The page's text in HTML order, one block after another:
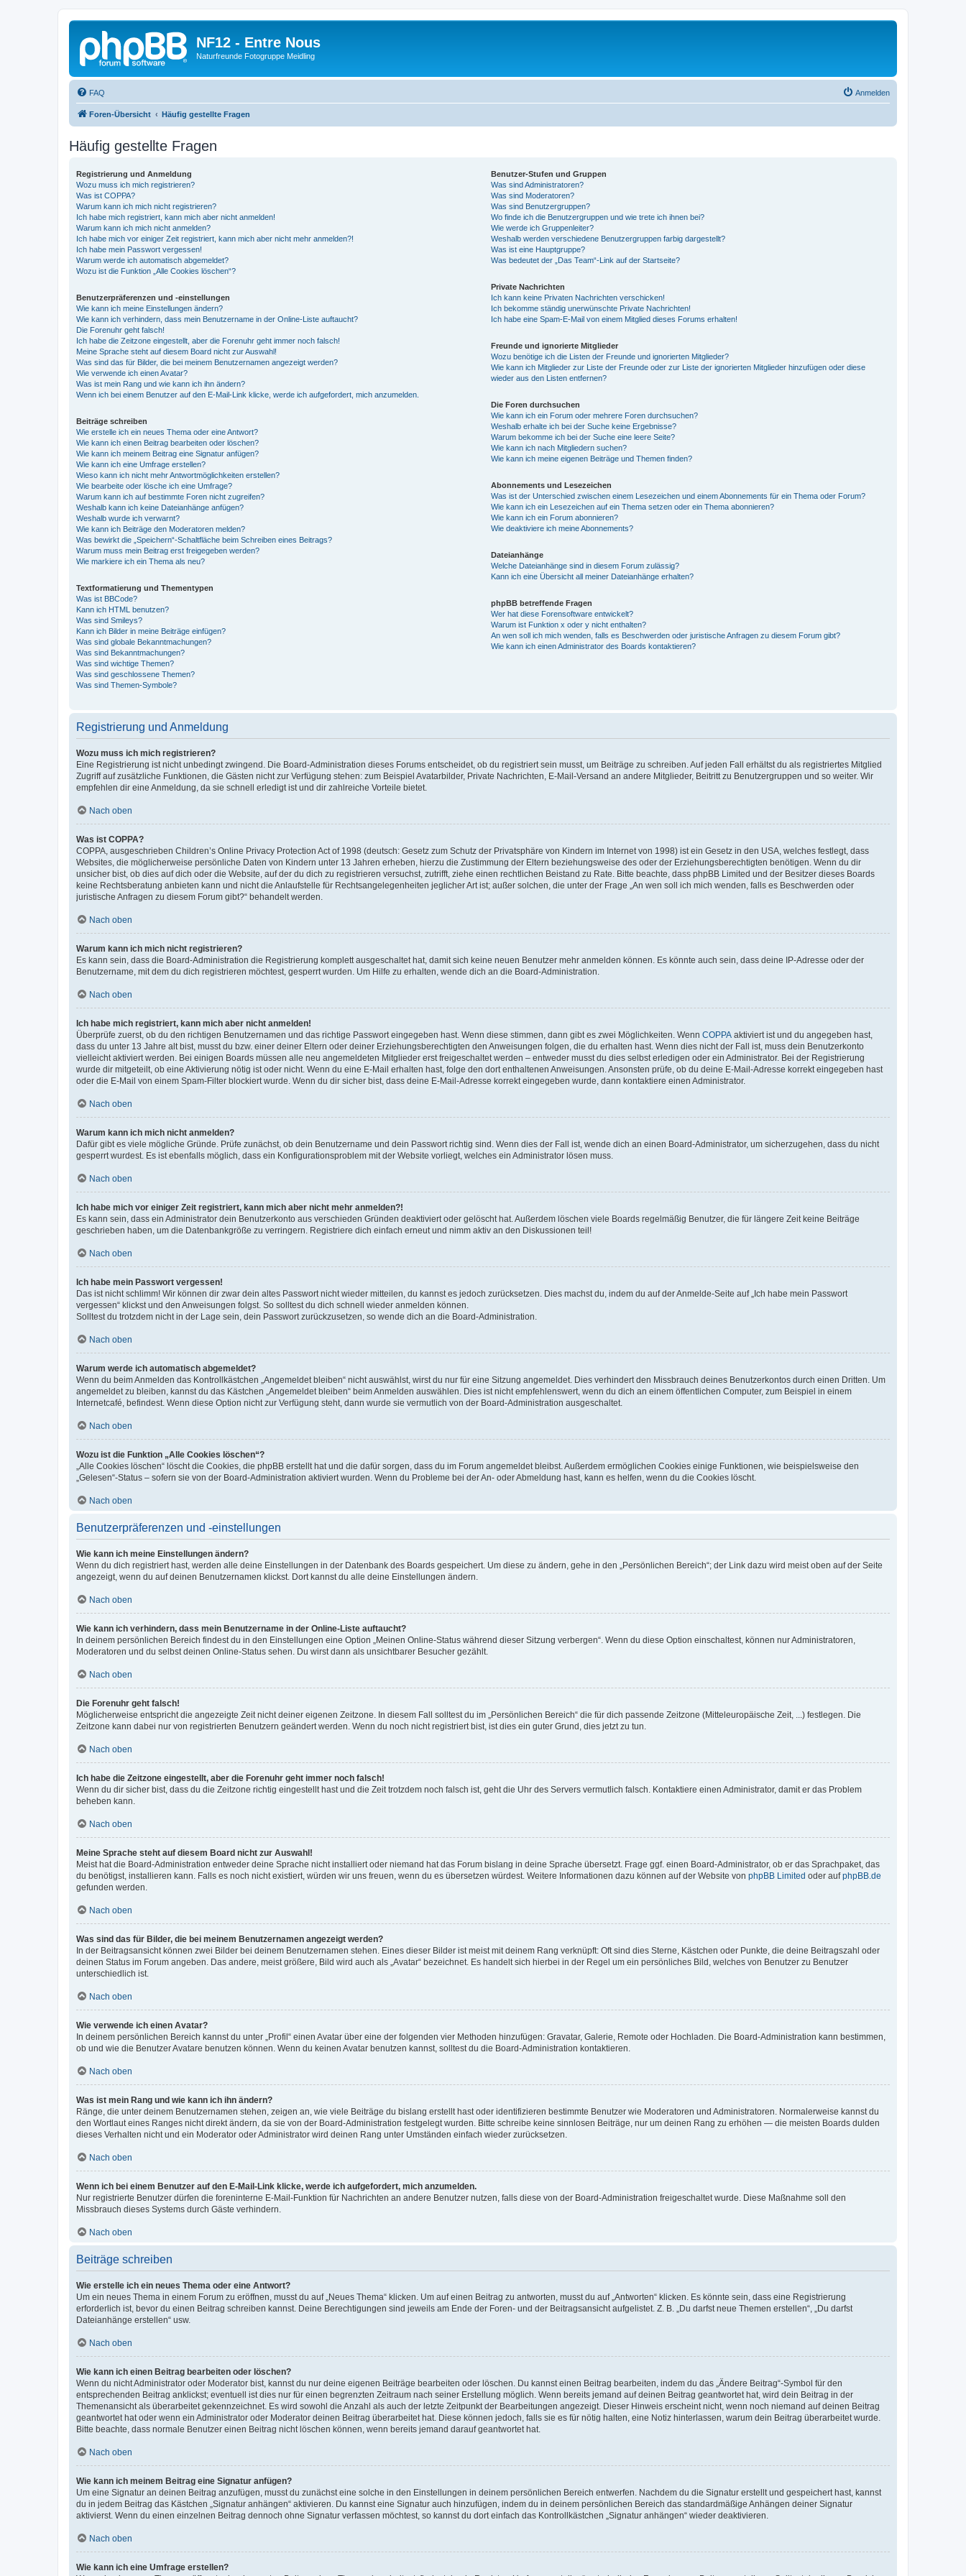
NF12 - Entre Nous
Naturfreunde Fotogruppe Meidling
FAQ Anmelden
Foren-Übersicht Häufig gestellte Fragen
Häufig gestellte Fragen
Registrierung und Anmeldung
Wozu muss ich mich registrieren?
Was ist COPPA?
Warum kann ich mich nicht registrieren?
Ich habe mich registriert, kann mich aber nicht anmelden!
Warum kann ich mich nicht anmelden?
Ich habe mich vor einiger Zeit registriert, kann mich aber nicht mehr anmelden?!
Ich habe mein Passwort vergessen!
Warum werde ich automatisch abgemeldet?
Wozu ist die Funktion „Alle Cookies löschen“?
Benutzerpräferenzen und -einstellungen
Wie kann ich meine Einstellungen ändern?
Wie kann ich verhindern, dass mein Benutzername in der Online-Liste auftaucht?
Die Forenuhr geht falsch!
Ich habe die Zeitzone eingestellt, aber die Forenuhr geht immer noch falsch!
Meine Sprache steht auf diesem Board nicht zur Auswahl!
Was sind das für Bilder, die bei meinem Benutzernamen angezeigt werden?
Wie verwende ich einen Avatar?
Was ist mein Rang und wie kann ich ihn ändern?
Wenn ich bei einem Benutzer auf den E-Mail-Link klicke, werde ich aufgefordert, mich anzumelden.
Beiträge schreiben
Wie erstelle ich ein neues Thema oder eine Antwort?
Wie kann ich einen Beitrag bearbeiten oder löschen?
Wie kann ich meinem Beitrag eine Signatur anfügen?
Wie kann ich eine Umfrage erstellen?
Wieso kann ich nicht mehr Antwortmöglichkeiten erstellen?
Wie bearbeite oder lösche ich eine Umfrage?
Warum kann ich auf bestimmte Foren nicht zugreifen?
Weshalb kann ich keine Dateianhänge anfügen?
Weshalb wurde ich verwarnt?
Wie kann ich Beiträge den Moderatoren melden?
Was bewirkt die „Speichern“-Schaltfläche beim Schreiben eines Beitrags?
Warum muss mein Beitrag erst freigegeben werden?
Wie markiere ich ein Thema als neu?
Textformatierung und Thementypen
Was ist BBCode?
Kann ich HTML benutzen?
Was sind Smileys?
Kann ich Bilder in meine Beiträge einfügen?
Was sind globale Bekanntmachungen?
Was sind Bekanntmachungen?
Was sind wichtige Themen?
Was sind geschlossene Themen?
Was sind Themen-Symbole?
Benutzer-Stufen und Gruppen
Was sind Administratoren?
Was sind Moderatoren?
Was sind Benutzergruppen?
Wo finde ich die Benutzergruppen und wie trete ich ihnen bei?
Wie werde ich Gruppenleiter?
Weshalb werden verschiedene Benutzergruppen farbig dargestellt?
Was ist eine Hauptgruppe?
Was bedeutet der „Das Team“-Link auf der Startseite?
Private Nachrichten
Ich kann keine Privaten Nachrichten verschicken!
Ich bekomme ständig unerwünschte Private Nachrichten!
Ich habe eine Spam-E-Mail von einem Mitglied dieses Forums erhalten!
Freunde und ignorierte Mitglieder
Wozu benötige ich die Listen der Freunde und ignorierten Mitglieder?
Wie kann ich Mitglieder zur Liste der Freunde oder zur Liste der ignorierten Mitglieder hinzufügen oder diese
wieder aus den Listen entfernen?
Die Foren durchsuchen
Wie kann ich ein Forum oder mehrere Foren durchsuchen?
Weshalb erhalte ich bei der Suche keine Ergebnisse?
Warum bekomme ich bei der Suche eine leere Seite?
Wie kann ich nach Mitgliedern suchen?
Wie kann ich meine eigenen Beiträge und Themen finden?
Abonnements und Lesezeichen
Was ist der Unterschied zwischen einem Lesezeichen und einem Abonnements für ein Thema oder Forum?
Wie kann ich ein Lesezeichen auf ein Thema setzen oder ein Thema abonnieren?
Wie kann ich ein Forum abonnieren?
Wie deaktiviere ich meine Abonnements?
Dateianhänge
Welche Dateianhänge sind in diesem Forum zulässig?
Kann ich eine Übersicht all meiner Dateianhänge erhalten?
phpBB betreffende Fragen
Wer hat diese Forensoftware entwickelt?
Warum ist Funktion x oder y nicht enthalten?
An wen soll ich mich wenden, falls es Beschwerden oder juristische Anfragen zu diesem Forum gibt?
Wie kann ich einen Administrator des Boards kontaktieren?
Registrierung und Anmeldung
Wozu muss ich mich registrieren?
Eine Registrierung ist nicht unbedingt zwingend. Die Board-Administration dieses Forums entscheidet, ob du registriert sein musst, um Beiträge zu schreiben. Auf jeden Fall erhältst du als registriertes Mitglied
Zugriff auf zusätzliche Funktionen, die Gästen nicht zur Verfügung stehen: zum Beispiel Avatarbilder, Private Nachrichten, E-Mail-Versand an andere Mitglieder, Beitritt zu Benutzergruppen und so weiter. Wir
empfehlen dir eine Anmeldung, da sie schnell erledigt ist und dir zahlreiche Vorteile bietet.
Nach oben
Was ist COPPA?
COPPA, ausgeschrieben Children’s Online Privacy Protection Act of 1998 (deutsch: Gesetz zum Schutz der Privatsphäre von Kindern im Internet von 1998) ist ein Gesetz in den USA, welches festlegt, dass
Websites, die möglicherweise persönliche Daten von Kindern unter 13 Jahren erheben, hierzu die Zustimmung der Eltern beziehungsweise des oder der Erziehungsberechtigten benötigen. Wenn du dir
unsicher bist, ob dies auf dich oder die Website, auf der du dich zu registrieren versuchst, zutrifft, ziehe einen rechtlichen Beistand zu Rate. Bitte beachte, dass phpBB Limited und der Besitzer dieses Boards
keine Rechtsberatung anbieten kann und nicht die Anlaufstelle für Rechtsangelegenheiten jeglicher Art ist; außer solchen, die unter der Frage „An wen soll ich mich wenden, falls es Beschwerden oder
juristische Anfragen zu diesem Forum gibt?“ behandelt werden.
Nach oben
Warum kann ich mich nicht registrieren?
Es kann sein, dass die Board-Administration die Registrierung komplett ausgeschaltet hat, damit sich keine neuen Benutzer mehr anmelden können. Es könnte auch sein, dass deine IP-Adresse oder der
Benutzername, mit dem du dich registrieren möchtest, gesperrt wurden. Um Hilfe zu erhalten, wende dich an die Board-Administration.
Nach oben
Ich habe mich registriert, kann mich aber nicht anmelden!
Überprüfe zuerst, ob du den richtigen Benutzernamen und das richtige Passwort eingegeben hast. Wenn diese stimmen, dann gibt es zwei Möglichkeiten. Wenn COPPA aktiviert ist und du angegeben hast,
dass du unter 13 Jahre alt bist, musst du bzw. einer deiner Eltern oder deiner Erziehungsberechtigten den Anweisungen folgen, die du erhalten hast. Wenn dies nicht der Fall ist, muss dein Benutzerkonto
vielleicht aktiviert werden. Bei einigen Boards müssen alle neu angemeldeten Mitglieder erst freigeschaltet werden – entweder musst du dies selbst erledigen oder ein Administrator. Bei der Registrierung
wurde dir mitgeteilt, ob eine Aktivierung nötig ist oder nicht. Wenn du eine E-Mail erhalten hast, folge den dort enthaltenen Anweisungen. Ansonsten prüfe, ob du deine E-Mail-Adresse korrekt eingegeben hast
oder die E-Mail von einem Spam-Filter blockiert wurde. Wenn du dir sicher bist, dass deine E-Mail-Adresse korrekt eingegeben wurde, dann kontaktiere einen Administrator.
Nach oben
Warum kann ich mich nicht anmelden?
Dafür gibt es viele mögliche Gründe. Prüfe zunächst, ob dein Benutzername und dein Passwort richtig sind. Wenn dies der Fall ist, wende dich an einen Board-Administrator, um sicherzugehen, dass du nicht
gesperrt wurdest. Es ist ebenfalls möglich, dass ein Konfigurationsproblem mit der Website vorliegt, welches ein Administrator lösen muss.
Nach oben
Ich habe mich vor einiger Zeit registriert, kann mich aber nicht mehr anmelden?!
Es kann sein, dass ein Administrator dein Benutzerkonto aus verschieden Gründen deaktiviert oder gelöscht hat. Außerdem löschen viele Boards regelmäßig Benutzer, die für längere Zeit keine Beiträge
geschrieben haben, um die Datenbankgröße zu verringern. Registriere dich einfach erneut und nimm aktiv an den Diskussionen teil!
Nach oben
Ich habe mein Passwort vergessen!
Das ist nicht schlimm! Wir können dir zwar dein altes Passwort nicht wieder mitteilen, du kannst es jedoch zurücksetzen. Dies machst du, indem du auf der Anmelde-Seite auf „Ich habe mein Passwort
vergessen“ klickst und den Anweisungen folgst. So solltest du dich schnell wieder anmelden können.
Solltest du trotzdem nicht in der Lage sein, dein Passwort zurückzusetzen, so wende dich an die Board-Administration.
Nach oben
Warum werde ich automatisch abgemeldet?
Wenn du beim Anmelden das Kontrollkästchen „Angemeldet bleiben“ nicht auswählst, wirst du nur für eine Sitzung angemeldet. Dies verhindert den Missbrauch deines Benutzerkontos durch einen Dritten. Um
angemeldet zu bleiben, kannst du das Kästchen „Angemeldet bleiben“ beim Anmelden auswählen. Dies ist nicht empfehlenswert, wenn du dich an einem öffentlichen Computer, zum Beispiel in einem
Internetcafé, befindest. Wenn diese Option nicht zur Verfügung steht, dann wurde sie vermutlich von der Board-Administration ausgeschaltet.
Nach oben
Wozu ist die Funktion „Alle Cookies löschen“?
„Alle Cookies löschen“ löscht die Cookies, die phpBB erstellt hat und die dafür sorgen, dass du im Forum angemeldet bleibst. Außerdem ermöglichen Cookies einige Funktionen, wie beispielsweise den
„Gelesen“-Status – sofern sie von der Board-Administration aktiviert wurden. Wenn du Probleme bei der An- oder Abmeldung hast, kann es helfen, wenn du die Cookies löscht.
Nach oben
Benutzerpräferenzen und -einstellungen
Wie kann ich meine Einstellungen ändern?
Wenn du dich registriert hast, werden alle deine Einstellungen in der Datenbank des Boards gespeichert. Um diese zu ändern, gehe in den „Persönlichen Bereich“; der Link dazu wird meist oben auf der Seite
angezeigt, wenn du auf deinen Benutzernamen klickst. Dort kannst du alle deine Einstellungen ändern.
Nach oben
Wie kann ich verhindern, dass mein Benutzername in der Online-Liste auftaucht?
In deinem persönlichen Bereich findest du in den Einstellungen eine Option „Meinen Online-Status während dieser Sitzung verbergen“. Wenn du diese Option einschaltest, können nur Administratoren,
Moderatoren und du selbst deinen Online-Status sehen. Du wirst dann als unsichtbarer Besucher gezählt.
Nach oben
Die Forenuhr geht falsch!
Möglicherweise entspricht die angezeigte Zeit nicht deiner eigenen Zeitzone. In diesem Fall solltest du im „Persönlichen Bereich“ die für dich passende Zeitzone (Mitteleuropäische Zeit, ...) festlegen. Die
Zeitzone kann dabei nur von registrierten Benutzern geändert werden. Wenn du noch nicht registriert bist, ist dies ein guter Grund, dies jetzt zu tun.
Nach oben
Ich habe die Zeitzone eingestellt, aber die Forenuhr geht immer noch falsch!
Wenn du dir sicher bist, dass du die Zeitzone richtig eingestellt hast und die Zeit trotzdem noch falsch ist, geht die Uhr des Servers vermutlich falsch. Kontaktiere einen Administrator, damit er das Problem
beheben kann.
Nach oben
Meine Sprache steht auf diesem Board nicht zur Auswahl!
Meist hat die Board-Administration entweder deine Sprache nicht installiert oder niemand hat das Forum bislang in deine Sprache übersetzt. Frage ggf. einen Board-Administrator, ob er das Sprachpaket, das
du benötigst, installieren kann. Falls es noch nicht existiert, würden wir uns freuen, wenn du es übersetzen würdest. Weitere Informationen dazu können auf der Website von phpBB Limited oder aufphpBB.de
gefunden werden.
Nach oben
Was sind das für Bilder, die bei meinem Benutzernamen angezeigt werden?
In der Beitragsansicht können zwei Bilder bei deinem Benutzernamen stehen. Eines dieser Bilder ist meist mit deinem Rang verknüpft: Oft sind dies Sterne, Kästchen oder Punkte, die deine Beitragszahl oder
deinen Status im Forum angeben. Das andere, meist größere, Bild wird auch als „Avatar“ bezeichnet. Es handelt sich hierbei in der Regel um ein persönliches Bild, welches von Benutzer zu Benutzer
unterschiedlich ist.
Nach oben
Wie verwende ich einen Avatar?
In deinem persönlichen Bereich kannst du unter „Profil“ einen Avatar über eine der folgenden vier Methoden hinzufügen: Gravatar, Galerie, Remote oder Hochladen. Die Board-Administration kann bestimmen,
ob und wie die Benutzer Avatare benutzen können. Wenn du keinen Avatar benutzen kannst, solltest du die Board-Administration kontaktieren.
Nach oben
Was ist mein Rang und wie kann ich ihn ändern?
Ränge, die unter deinem Benutzernamen stehen, zeigen an, wie viele Beiträge du bislang erstellt hast oder identifizieren bestimmte Benutzer wie Moderatoren und Administratoren. Normalerweise kannst du
den Wortlaut eines Ranges nicht direkt ändern, da sie von der Board-Administration festgelegt wurden. Bitte schreibe keine sinnlosen Beiträge, nur um deinen Rang zu erhöhen — die meisten Boards dulden
dieses Verhalten nicht und ein Moderator oder Administrator wird deinen Rang unter Umständen einfach wieder zurücksetzen.
Nach oben
Wenn ich bei einem Benutzer auf den E-Mail-Link klicke, werde ich aufgefordert, mich anzumelden.
Nur registrierte Benutzer dürfen die foreninterne E-Mail-Funktion für Nachrichten an andere Benutzer nutzen, falls diese von der Board-Administration freigeschaltet wurde. Diese Maßnahme soll den
Missbrauch dieses Systems durch Gäste verhindern.
Nach oben
Beiträge schreiben
Wie erstelle ich ein neues Thema oder eine Antwort?
Um ein neues Thema in einem Forum zu eröffnen, musst du auf „Neues Thema“ klicken. Um auf einen Beitrag zu antworten, musst du auf „Antworten“ klicken. Es könnte sein, dass eine Registrierung
erforderlich ist, bevor du einen Beitrag schreiben kannst. Deine Berechtigungen sind jeweils am Ende der Foren- und der Beitragsansicht aufgelistet. Z. B. „Du darfst neue Themen erstellen“, „Du darfst
Dateianhänge erstellen“ usw.
Nach oben
Wie kann ich einen Beitrag bearbeiten oder löschen?
Wenn du nicht Administrator oder Moderator bist, kannst du nur deine eigenen Beiträge bearbeiten oder löschen. Du kannst einen Beitrag bearbeiten, indem du das „Ändere Beitrag“-Symbol für den
entsprechenden Beitrag anklickst; eventuell ist dies nur für einen begrenzten Zeitraum nach seiner Erstellung möglich. Wenn bereits jemand auf deinen Beitrag geantwortet hat, wird dein Beitrag in der
Themenansicht als überarbeitet gekennzeichnet. Es wird sowohl die Anzahl als auch der letzte Zeitpunkt der Bearbeitungen angezeigt. Dieser Hinweis erscheint nicht, wenn noch niemand auf deinen Beitrag
geantwortet hat oder wenn ein Administrator oder Moderator deinen Beitrag überarbeitet hat. Diese können jedoch, falls sie es für nötig halten, eine Notiz hinterlassen, warum dein Beitrag überarbeitet wurde.
Bitte beachte, dass normale Benutzer einen Beitrag nicht löschen können, wenn bereits jemand darauf geantwortet hat.
Nach oben
Wie kann ich meinem Beitrag eine Signatur anfügen?
Um eine Signatur an deinen Beitrag anzufügen, musst du zunächst eine solche in den Einstellungen in deinem persönlichen Bereich entwerfen. Nachdem du die Signatur erstellt und gespeichert hast, kannst
du in jedem Beitrag das Kästchen „Signatur anhängen“ aktivieren. Du kannst eine Signatur auch hinzufügen, indem du in deinem persönlichen Bereich das standardmäßige Anhängen deiner Signatur
aktivierst. Wenn du einen einzelnen Beitrag dennoch ohne Signatur verfassen möchtest, so kannst du dort einfach das Kontrollkästchen „Signatur anhängen“ wieder deaktivieren.
Nach oben
Wie kann ich eine Umfrage erstellen?